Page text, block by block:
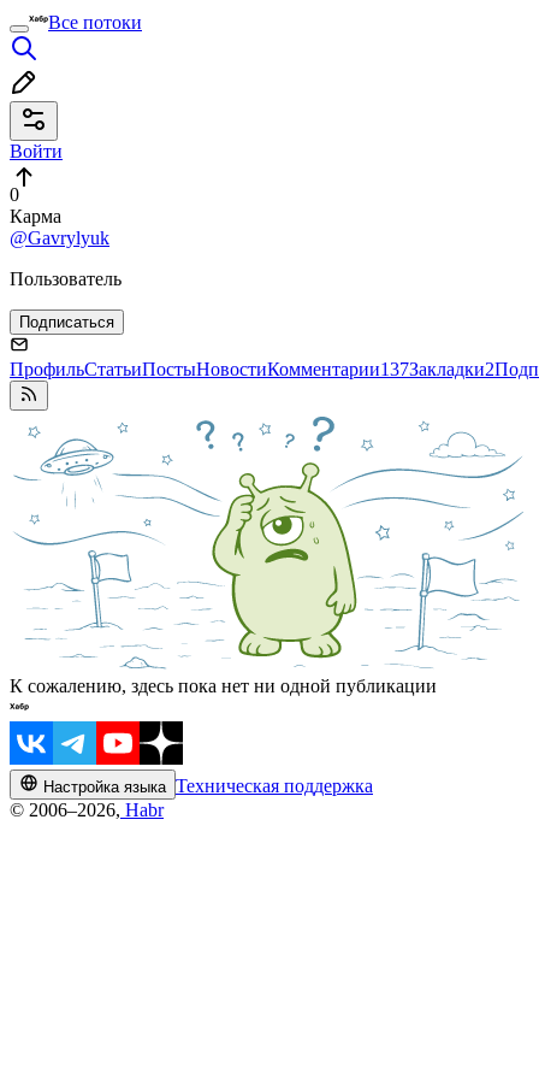
Все потоки
Войти
0
Карма
@Gavrylyuk
Пользователь
Подписаться
ПрофильСтатьиПостыНовостиКомментарии137Закладки2
К сожалению, здесь пока нет ни одной публикации
Настройка языка Техническая поддержка
© 2006–2026, Habr